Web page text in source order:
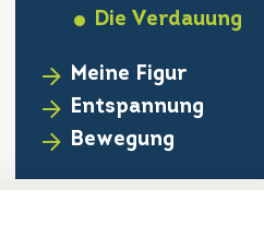
Die Verdauung
Meine Figur
Entspannung
Bewegung